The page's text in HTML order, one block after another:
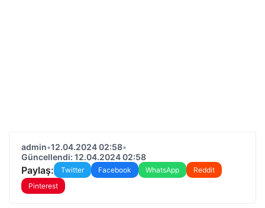
admin•12.04.2024 02:58•
Güncellendi: 12.04.2024 02:58
Paylaş: Twitter Facebook WhatsApp
Reddit
Pinterest